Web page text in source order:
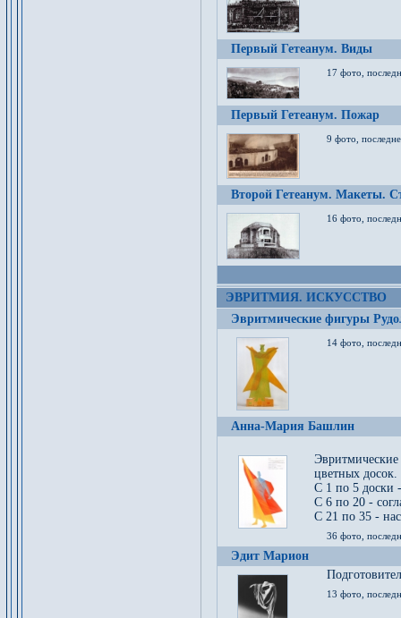
Первый Гетеанум. Виды
17 фото,
Первый Гетеанум. Пожар
9 фото,
Второй Гетеанум. Макеты.
16 фото,
ЭВРИТМИЯ. ИСКУССТВО
Эвритмические фигуры
14 фото,
Анна-Мария Башлин
цветных досок.
С 1 по 5 доски
С 6 по 20 -
С 21 по 35 -
36 фото,
Эдит Марион
13 фото,